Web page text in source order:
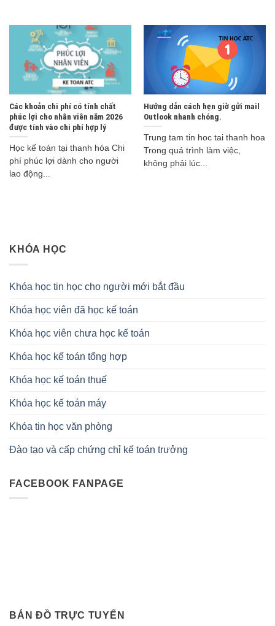
Các khoản chi phí có tính chất
phúc lợi cho nhân viên năm 2026
được tính vào chi phí hợp lý
Học kế toán tại thanh hóa Chi
phí phúc lợi dành cho người
lao động...
Hướng dẫn cách hẹn giờ gửi mail
Outlook nhanh chóng.
Trung tam tin hoc tai thanh hoa
Trong quá trình làm việc,
không phải lúc...
KHÓA HỌC
Khóa học tin học cho người mới bắt đầu
Khóa học viên đã học kế toán
Khóa học viên chưa học kế toán
Khóa học kế toán tổng hợp
Khóa học kế toán thuế
Khóa học kế toán máy
Khóa tin học văn phòng
Đào tạo và cấp chứng chỉ kế toán trưởng
FACEBOOK FANPAGE
BẢN ĐỒ TRỰC TUYẾN